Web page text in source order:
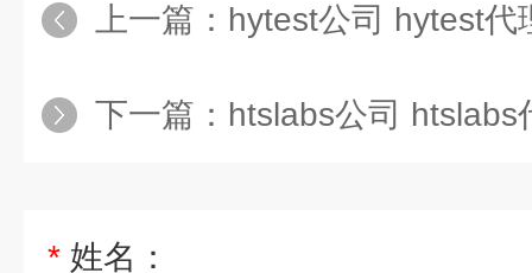
上一篇： hytest公司 hytest代
下一篇： htslabs公司 htslabs
* 姓名：